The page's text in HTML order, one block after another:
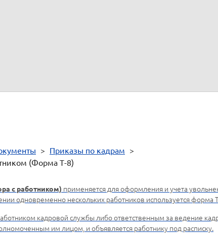
> Приказы по кадрам >
(Форма Т-8)
с работником) применяется для оформления и учета
одновременно нескольких работников используется форма
кадровой службы либо ответственным за ведение
им лицом, и объявляется работнику под расписку.